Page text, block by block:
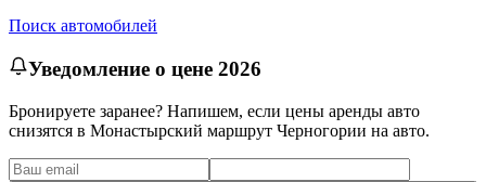
Поиск автомобилей
Уведомление о цене 2026
Бронируете заранее? Напишем, если цены аренды авто
снизятся в Монастырский маршрут Черногории на авто.